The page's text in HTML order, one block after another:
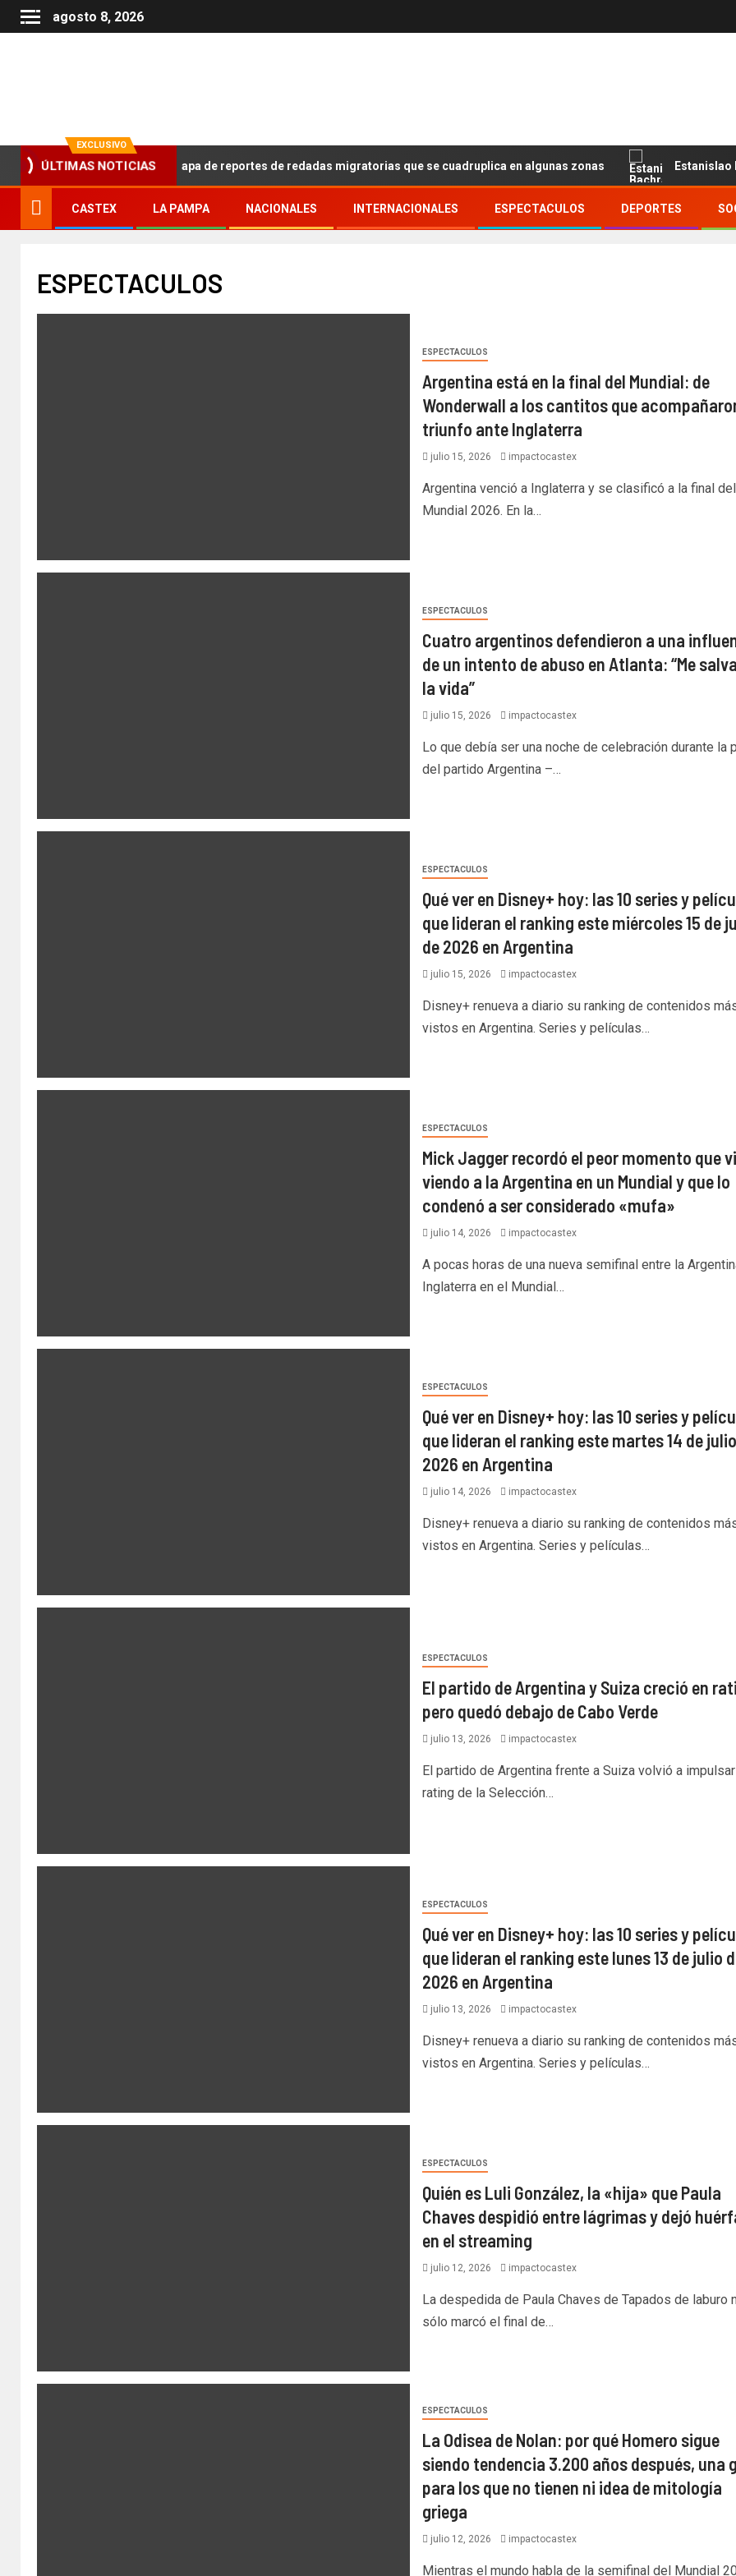
agosto 8, 2026
EXCLUSIVO
ÚLTIMAS NOTICIAS
ICE en Nueva York: el mapa de reportes de redadas migratorias que se cuadruplica en algunas zonas Estanislao
CASTEX LA PAMPA NACIONALES INTERNACIONALES ESPECTACULOS DEPORTES
ESPECTACULOS
ESPECTACULOS
Argentina está en la final del Mundial: de
Wonderwall a los cantitos que
triunfo ante Inglaterra
julio 15, 2026 impactocastex
Argentina venció a Inglaterra y se clasificó a la final del
Mundial 2026. En la…
ESPECTACULOS
Cuatro argentinos defendieron a una
de un intento de abuso en Atlanta: “Me
la vida”
julio 15, 2026 impactocastex
Lo que debía ser una noche de celebración durante la
del partido Argentina –…
ESPECTACULOS
Qué ver en Disney+ hoy: las 10 series y
que lideran el ranking este miércoles 15 de
de 2026 en Argentina
julio 15, 2026 impactocastex
Disney+ renueva a diario su ranking de contenidos
vistos en Argentina. Series y películas…
ESPECTACULOS
Mick Jagger recordó el peor momento que
viendo a la Argentina en un Mundial y que lo
condenó a ser considerado «mufa»
julio 14, 2026 impactocastex
A pocas horas de una nueva semifinal entre la
Inglaterra en el Mundial…
ESPECTACULOS
Qué ver en Disney+ hoy: las 10 series y
que lideran el ranking este martes 14 de
2026 en Argentina
julio 14, 2026 impactocastex
Disney+ renueva a diario su ranking de contenidos
vistos en Argentina. Series y películas…
ESPECTACULOS
El partido de Argentina y Suiza creció en
pero quedó debajo de Cabo Verde
julio 13, 2026 impactocastex
El partido de Argentina frente a Suiza volvió a
rating de la Selección…
ESPECTACULOS
Qué ver en Disney+ hoy: las 10 series y
que lideran el ranking este lunes 13 de julio
2026 en Argentina
julio 13, 2026 impactocastex
Disney+ renueva a diario su ranking de contenidos
vistos en Argentina. Series y películas…
ESPECTACULOS
Quién es Luli González, la «hija» que Paula
Chaves despidió entre lágrimas y dejó
en el streaming
julio 12, 2026 impactocastex
La despedida de Paula Chaves de Tapados de laburo
sólo marcó el final de…
ESPECTACULOS
La Odisea de Nolan: por qué Homero sigue
siendo tendencia 3.200 años después, una
para los que no tienen ni idea de mitología
griega
julio 12, 2026 impactocastex
Mientras el mundo habla de la semifinal del Mundial